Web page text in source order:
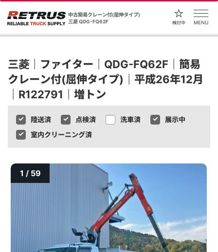
中古簡易クレーン付(屈伸タイプ)
三菱 QDG-FQ62F
検討中 MENU
三菱｜ファイター｜QDG-FQ62F｜簡易
クレーン付(屈伸タイプ)｜平成26年12月
｜R122791｜増トン
陸送済 点検済 洗車済
展示中
室内クリーニング済
1 / 59